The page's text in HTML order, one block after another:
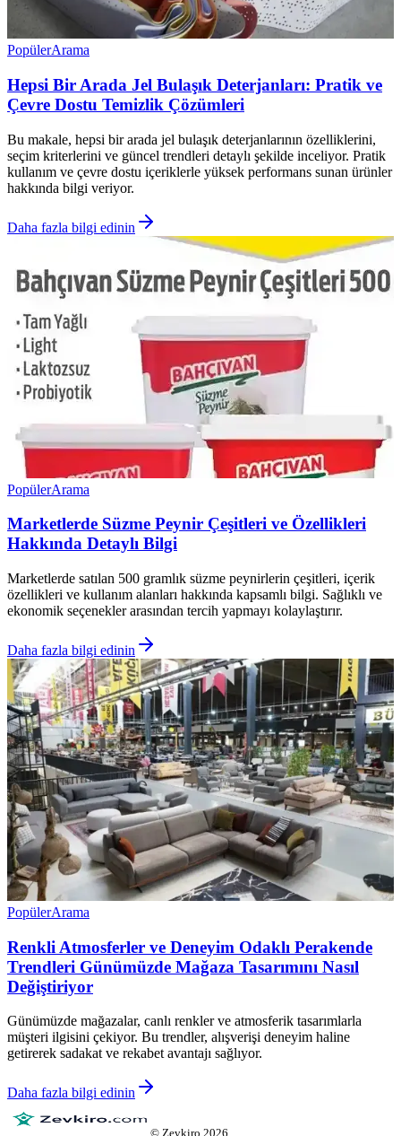
PopülerArama
Hepsi Bir Arada Jel Bulaşık Deterjanları: Pratik ve
Çevre Dostu Temizlik Çözümleri
Bu makale, hepsi bir arada jel bulaşık deterjanlarının özelliklerini,
seçim kriterlerini ve güncel trendleri detaylı şekilde inceliyor. Pratik
kullanım ve çevre dostu içeriklerle yüksek performans sunan ürünler
hakkında bilgi veriyor.
Daha fazla bilgi edinin
PopülerArama
Marketlerde Süzme Peynir Çeşitleri ve Özellikleri
Hakkında Detaylı Bilgi
Marketlerde satılan 500 gramlık süzme peynirlerin çeşitleri, içerik
özellikleri ve kullanım alanları hakkında kapsamlı bilgi. Sağlıklı ve
ekonomik seçenekler arasından tercih yapmayı kolaylaştırır.
Daha fazla bilgi edinin
PopülerArama
Renkli Atmosferler ve Deneyim Odaklı Perakende
Trendleri Günümüzde Mağaza Tasarımını Nasıl
Değiştiriyor
Günümüzde mağazalar, canlı renkler ve atmosferik tasarımlarla
müşteri ilgisini çekiyor. Bu trendler, alışverişi deneyim haline
getirerek sadakat ve rekabet avantajı sağlıyor.
Daha fazla bilgi edinin
© Zevkiro 2026